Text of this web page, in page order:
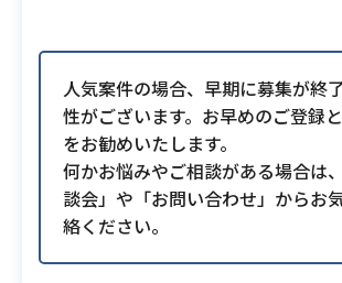
人気案件の場合、早期に募集が終
性がございます。お早めのご登録
をお勧めいたします。
何かお悩みやご相談がある場合は
談会」や「お問い合わせ」からお
絡ください。